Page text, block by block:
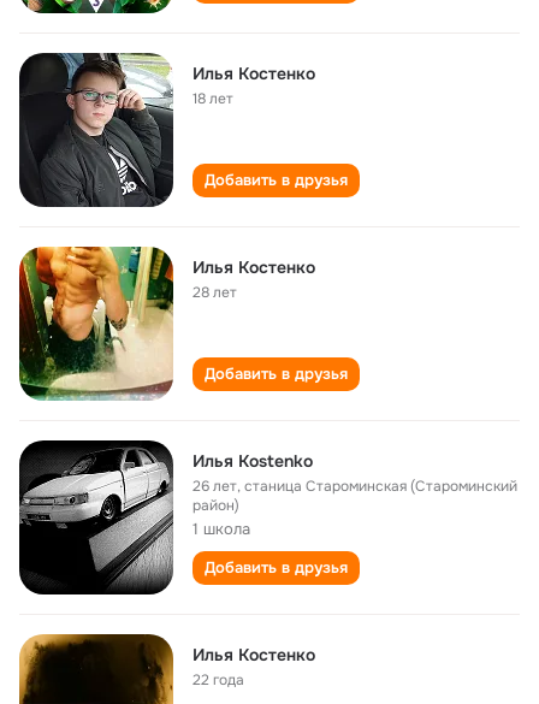
Илья Костенко
18 лет
Добавить в друзья
Илья Костенко
28 лет
Добавить в друзья
Илья Кostenko
26 лет,станица Староминская (Староминский
район)
1 школа
Добавить в друзья
Илья Костенко
22 года